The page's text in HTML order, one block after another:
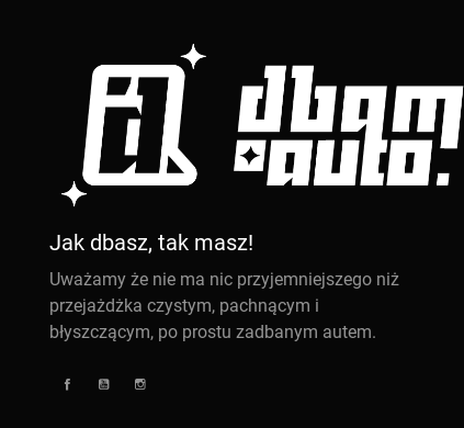
Jak dbasz, tak masz!
Uważamy że nie ma nic przyjemniejszego niż
przejażdżka czystym, pachnącym i
błyszczącym, po prostu zadbanym autem.